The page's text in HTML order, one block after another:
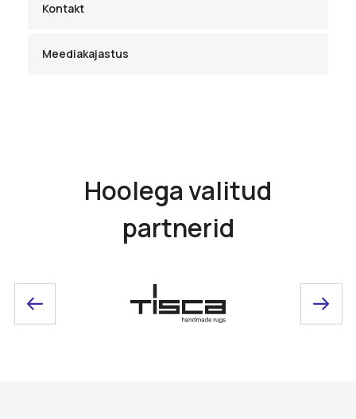
Kontakt
Meediakajastus
Hoolega valitud
partnerid